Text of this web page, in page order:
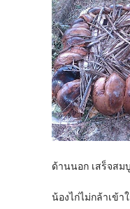
ด้านนอก เสร็จส
น้องไก่ไม่กล้าเข้า